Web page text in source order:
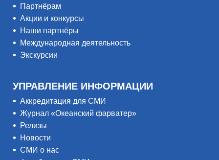
Партнёрам
Акции и конкурсы
Наши партнёры
Международная деятельность
Экскурсии
УПРАВЛЕНИЕ ИНФОРМАЦИИ
Аккредитация для СМИ
Журнал «Океанский фарватер»
Релизы
Новости
СМИ о нас